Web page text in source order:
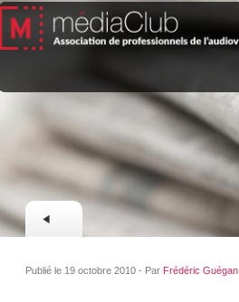
Publié le 19 octobre 2010 - Par Frédéric Guégan